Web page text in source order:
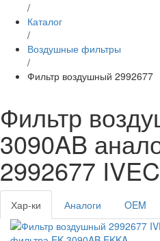
/
Каталог
/
Воздушные фильтры
/
Фильтр воздушный 2992677
Фильтр
3090AB
2992677
Хар-ки Аналоги OEM